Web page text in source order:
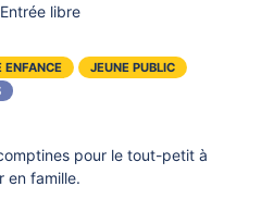
Entrée libre
ENFANCE JEUNE PUBLIC
pour le tout-petit à
en famille.